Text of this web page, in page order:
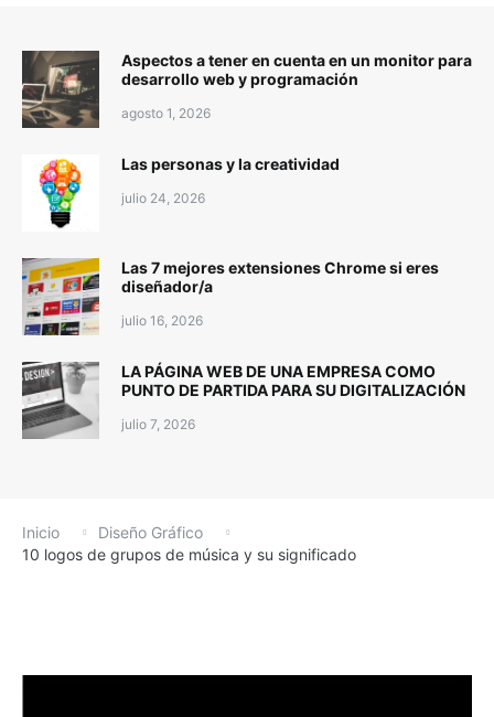
Aspectos a tener en cuenta en un monitor para
desarrollo web y programación
agosto 1, 2026
Las personas y la creatividad
julio 24, 2026
Las 7 mejores extensiones Chrome si eres
diseñador/a
julio 16, 2026
LA PÁGINA WEB DE UNA EMPRESA COMO
PUNTO DE PARTIDA PARA SU DIGITALIZACIÓN
julio 7, 2026
Inicio
Diseño Gráfico
10 logos de grupos de música y su significado